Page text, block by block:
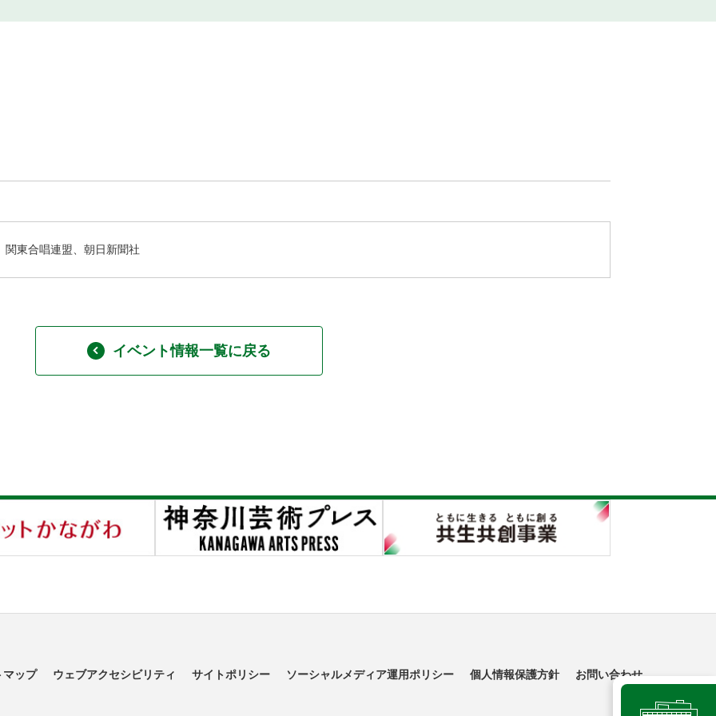
関東合唱連盟、朝日新聞社
イベント情報一覧に戻る
マップ ウェブアクセシビリティ サイトポリシー ソーシャルメディア運用ポリシー 個人情報保護方針 お問い合わせ